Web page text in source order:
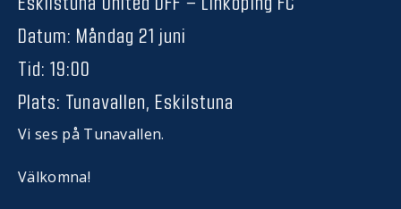
Datum: Måndag 21 juni
Tid: 19:00
Plats: Tunavallen, Eskilstuna
Vi ses på Tunavallen.
Välkomna!